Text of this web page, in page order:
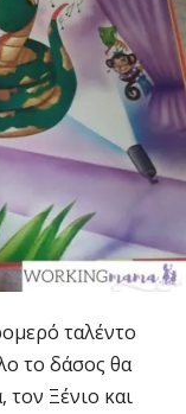
ταλέντο
το δάσος θα
τον Ξένιο και